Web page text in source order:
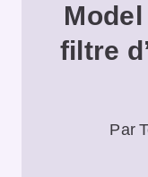
Model
filtre
Par